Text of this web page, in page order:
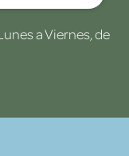
a Viernes, de